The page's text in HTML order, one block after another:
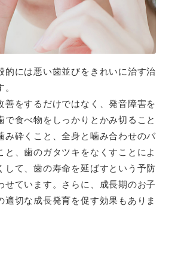
的には悪い歯並びをきれいに治す治
善をするだけではなく、発音障害を
で食べ物をしっかりとかみ切ること
み砕くこと、全身と噛み合わせのバ
と、歯のガタツキをなくすことによ
して、歯の寿命を延ばすという予防
せています。さらに、成長期のお子
適切な成長発育を促す効果もありま